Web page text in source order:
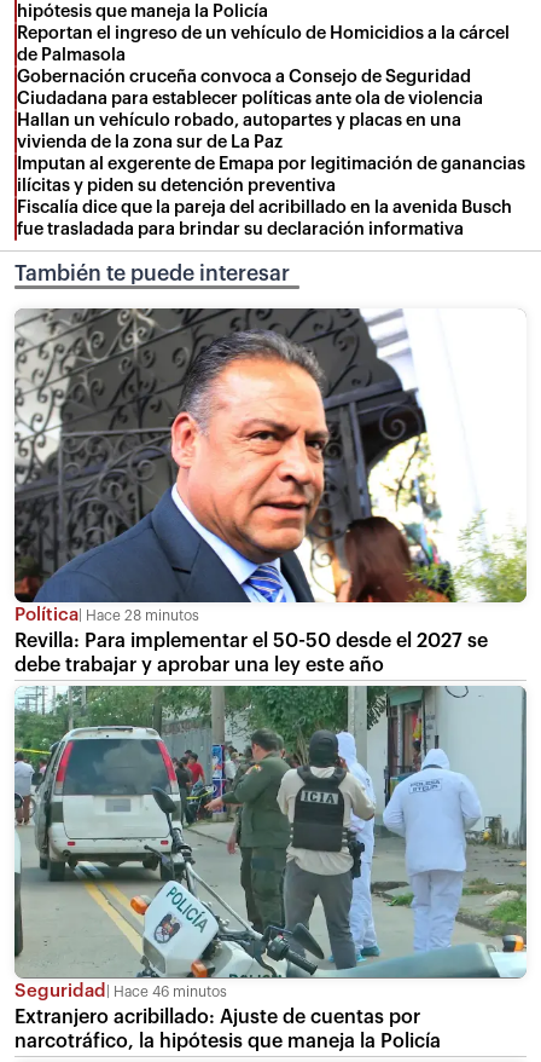
hipótesis que maneja la Policía
Reportan el ingreso de un vehículo de Homicidios a la cárcel
de Palmasola
Gobernación cruceña convoca a Consejo de Seguridad
Ciudadana para establecer políticas ante ola de violencia
Hallan un vehículo robado, autopartes y placas en una
vivienda de la zona sur de La Paz
Imputan al exgerente de Emapa por legitimación de ganancias
ilícitas y piden su detención preventiva
Fiscalía dice que la pareja del acribillado en la avenida Busch
fue trasladada para brindar su declaración informativa
También te puede interesar
Política Hace 28 minutos
Revilla: Para implementar el 50-50 desde el 2027 se
debe trabajar y aprobar una ley este año
Seguridad Hace 46 minutos
Extranjero acribillado: Ajuste de cuentas por
narcotráfico, la hipótesis que maneja la Policía